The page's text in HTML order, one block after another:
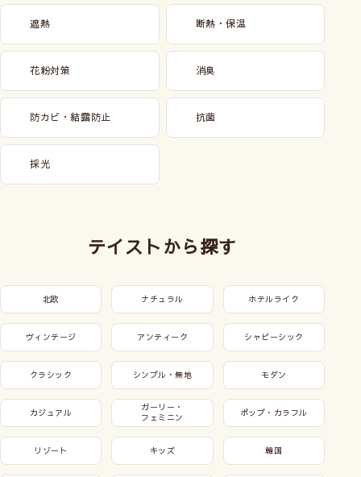
遮熱 断熱・保温
花粉対策 消臭
防カビ・結露防止 抗菌
採光
テイストから探す
北欧 ナチュラル ホテルライク
ヴィンテージ アンティーク シャビーシック
クラシック シンプル・無地 モダン
カジュアル
ガーリー・
フェミニン
ポップ・カラフル
リゾート キッズ 韓国